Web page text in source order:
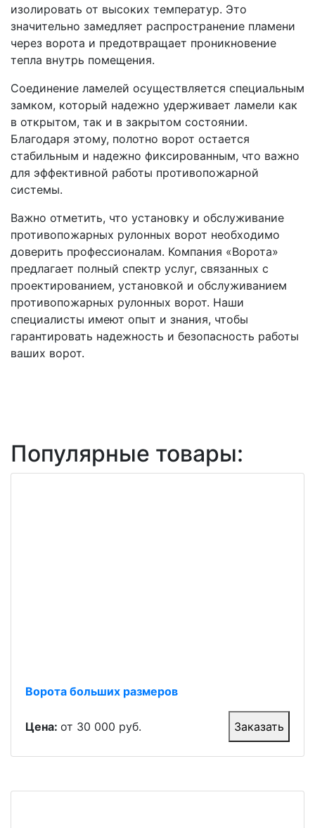
изолировать от высоких температур. Это
значительно замедляет распространение пламени
через ворота и предотвращает проникновение
тепла внутрь помещения.
Соединение ламелей осуществляется специальным
замком, который надежно удерживает ламели как
в открытом, так и в закрытом состоянии.
Благодаря этому, полотно ворот остается
стабильным и надежно фиксированным, что важно
для эффективной работы противопожарной
системы.
Важно отметить, что установку и обслуживание
противопожарных рулонных ворот необходимо
доверить профессионалам. Компания «Ворота»
предлагает полный спектр услуг, связанных с
проектированием, установкой и обслуживанием
противопожарных рулонных ворот. Наши
специалисты имеют опыт и знания, чтобы
гарантировать надежность и безопасность работы
ваших ворот.
Популярные товары:
Ворота больших размеров
Цена: от 30 000 руб. Заказать